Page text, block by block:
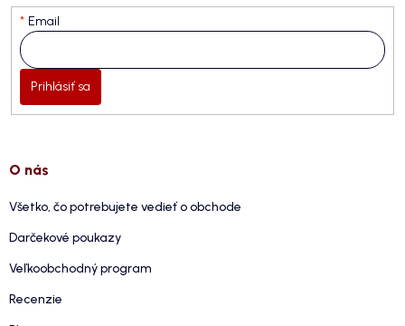
Email
Prihlásiť sa
O nás
Všetko, čo potrebujete vedieť o obchode
Darčekové poukazy
Veľkoobchodný program
Recenzie